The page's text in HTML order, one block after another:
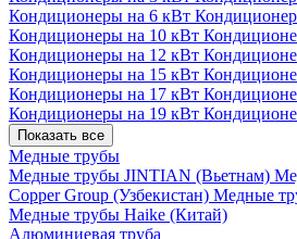
Кондиционеры на 6 кВт
Кондиционеры на 10 кВт
Кондиционеры на 12 кВт
Кондиционеры на 15 кВт
Кондиционеры на 17 кВт
Кондиционеры на 19 кВт
Показать все
Медные трубы
Медные трубы JINTIAN (Вьетнам)
Copper Group (Узбекистан) Медные
Медные трубы Haike (Китай)
Алюминиевая труба